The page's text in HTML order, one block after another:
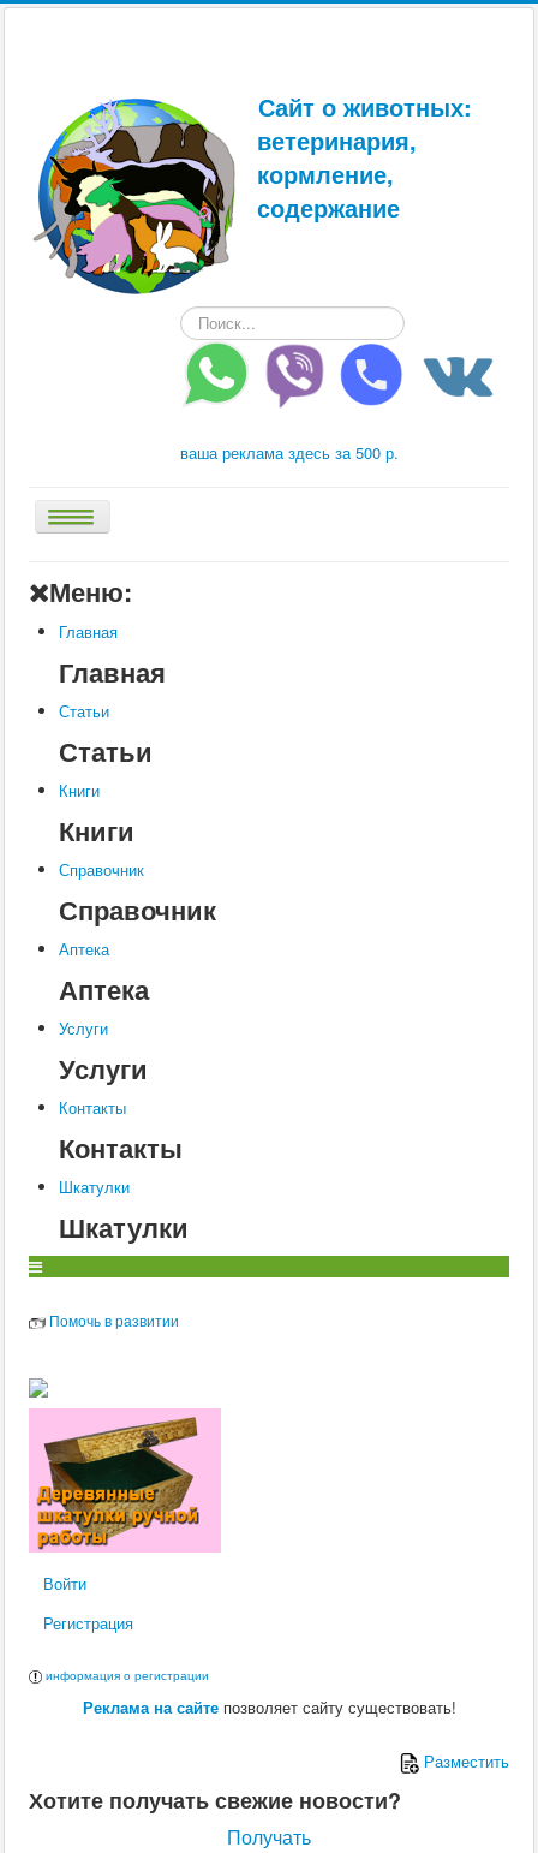
Сайт о животных:
ветеринария,
кормление,
содержание
Искать...
ваша реклама здесь за 500 р.
Книги
Услуги
Контакты
Шкатулки
Меню:
Главная
Главная
Статьи
Статьи
Книги
Книги
Справочник
Справочник
Аптека
Аптека
Услуги
Услуги
Контакты
Контакты
Шкатулки
Шкатулки
Помочь в развитии
Войти
Регистрация
информация о регистрации
Реклама на сайтепозволяет сайту существовать!
Разместить
Хотите получать свежие новости?
Получать